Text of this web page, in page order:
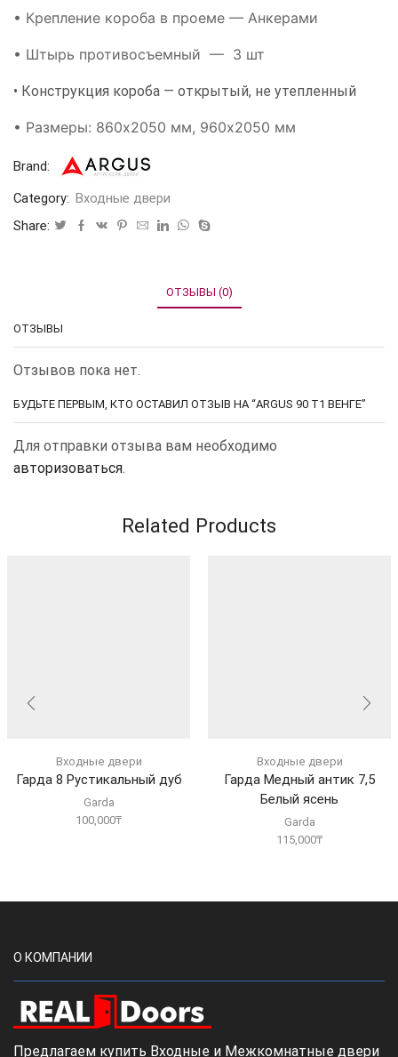
• Крепление короба в проеме — Анкерами
• Штырь противосъемный — 3 шт
• Конструкция короба — открытый, не утепленный
• Размеры: 860х2050 мм, 960х2050 мм
Brand:
Category: Входные двери
Share:
ОТЗЫВЫ (0)
ОТЗЫВЫ
Отзывов пока нет.
БУДЬТЕ ПЕРВЫМ, КТО ОСТАВИЛ ОТЗЫВ НА “ARGUS 90 Т1 ВЕНГЕ”
Для отправки отзыва вам необходимо
авторизоваться.
Related Products
Входные двери
Гарда 8 Рустикальный дуб
Garda
100,000₸
Входные двери
Гарда Медный антик 7,5
Белый ясень
Garda
115,000₸
О КОМПАНИИ
Предлагаем купить Входные и Межкомнатные двери